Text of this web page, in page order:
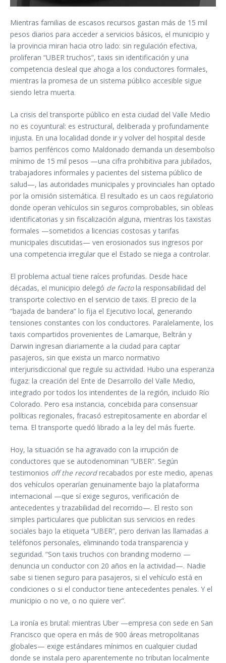
Mientras familias de escasos recursos gastan más de 15 mil
pesos diarios para acceder a servicios básicos, el municipio y
la provincia miran hacia otro lado: sin regulación efectiva,
proliferan “UBER truchos”, taxis sin identificación y una
competencia desleal que ahoga a los conductores formales,
mientras la promesa de un sistema público accesible sigue
siendo letra muerta.
La crisis del transporte público en esta ciudad del Valle Medio
no es coyuntural: es estructural, deliberada y profundamente
injusta. En una localidad donde ir y volver del hospital desde
barrios periféricos como Maldonado demanda un desembolso
mínimo de 15 mil pesos —una cifra prohibitiva para jubilados,
trabajadores informales y pacientes del sistema público de
salud—, las autoridades municipales y provinciales han optado
por la omisión sistemática. El resultado es un caos regulatorio
donde operan vehículos sin seguros comprobables, sin obleas
identificatorias y sin fiscalización alguna, mientras los taxistas
formales —sometidos a licencias costosas y tarifas
municipales discutidas— ven erosionados sus ingresos por
una competencia irregular que el Estado se niega a controlar.
El problema actual tiene raíces profundas. Desde hace
décadas, el municipio delegó de factola responsabilidad del
transporte colectivo en el servicio de taxis. El precio de la
“bajada de bandera” lo fija el Ejecutivo local, generando
tensiones constantes con los conductores. Paralelamente, los
taxis compartidos provenientes de Lamarque, Beltrán y
Darwin ingresan diariamente a la ciudad para captar
pasajeros, sin que exista un marco normativo
interjurisdiccional que regule su actividad. Hubo una esperanza
fugaz: la creación del Ente de Desarrollo del Valle Medio,
integrado por todos los intendentes de la región, incluido Río
Colorado. Pero esa instancia, concebida para consensuar
políticas regionales, fracasó estrepitosamente en abordar el
tema. El transporte quedó librado a la ley del más fuerte.
Hoy, la situación se ha agravado con la irrupción de
conductores que se autodenominan “UBER”. Según
testimonios off the recordrecabados por este medio, apenas
dos vehículos operarían genuinamente bajo la plataforma
internacional —que sí exige seguros, verificación de
antecedentes y trazabilidad del recorrido—. El resto son
simples particulares que publicitan sus servicios en redes
sociales bajo la etiqueta “UBER”, pero derivan las llamadas a
teléfonos personales, eliminando toda transparencia y
seguridad. “Son taxis truchos con branding moderno —
denuncia un conductor con 20 años en la actividad—. Nadie
sabe si tienen seguro para pasajeros, si el vehículo está en
condiciones o si el conductor tiene antecedentes penales. Y el
municipio o no ve, o no quiere ver”.
La ironía es brutal: mientras Uber —empresa con sede en San
Francisco que opera en más de 900 áreas metropolitanas
globales— exige estándares mínimos en cualquier ciudad
donde se instala pero aparentemente no tributan localmente